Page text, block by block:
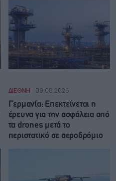
ΔΙΕΘΝΗ 09.08.2026
Γερμανία: Επεκτείνεται η
έρευνα για την ασφάλεια από
τα drones μετά το
περιστατικό σε αεροδρόμιο